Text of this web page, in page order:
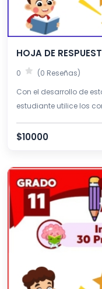
HOJA DE
0 (0 Reseñas)
Con el desarrollo de
estudiante utilice los
$10000